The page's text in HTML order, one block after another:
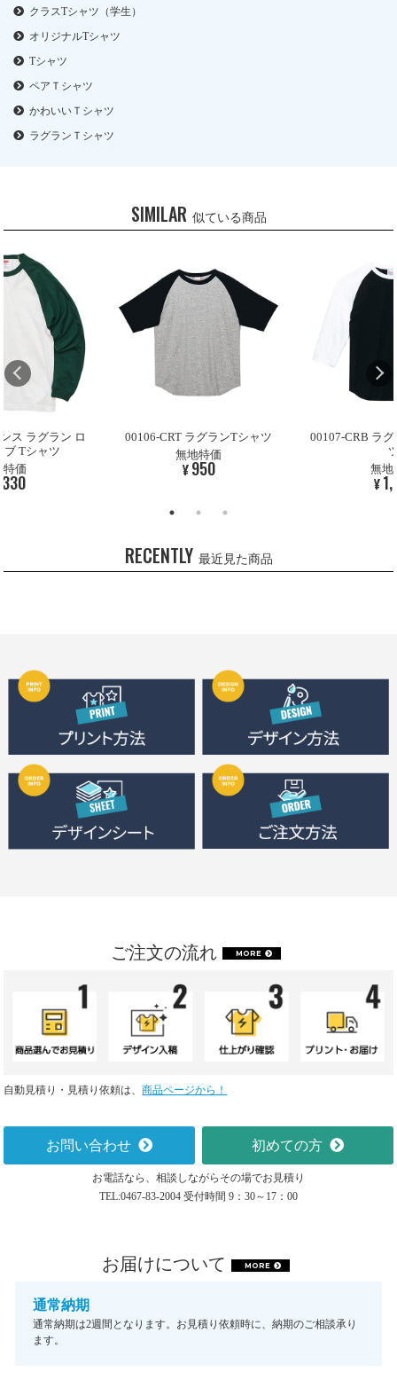
クラスTシャツ（学生）
オリジナルTシャツ
Tシャツ
ペアＴシャツ
かわいいＴシャツ
ラグランＴシャツ
SIMILAR 似ている商品
00106-CRT ラグランTシャツ
00107-CRB ラグラン7分袖Tシャ
RECENTLY 最近見た商品
ご注文の流れ MORE
自動見積り・見積り依頼は、商品ページから！
お問い合わせ 初めての方
お電話なら、相談しながらその場でお見積り
TEL:0467-83-2004 受付時間 9：30～17：00
お届けについて MORE
通常納期
通常納期は2週間となります。お見積り依頼時に、納期のご相談承り
ます。